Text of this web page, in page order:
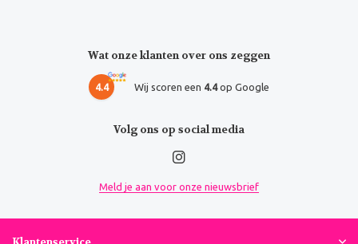
Wat onze klanten over ons zeggen
4.4 Wij scoren een 4.4op Google
Volg ons op social media
Meld je aan voor onze nieuwsbrief